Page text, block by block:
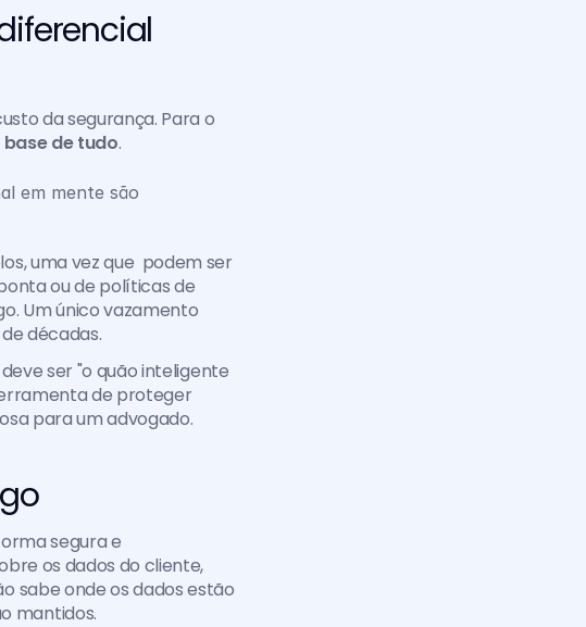
da segurança. Para o
de tudo.
em mente são
uma vez que  podem ser
ou de políticas de
Um único vazamento
décadas.
ser "o quão inteligente
de proteger
para um advogado.
segura e
os dados do cliente,
sabe onde os dados estão
mantidos.